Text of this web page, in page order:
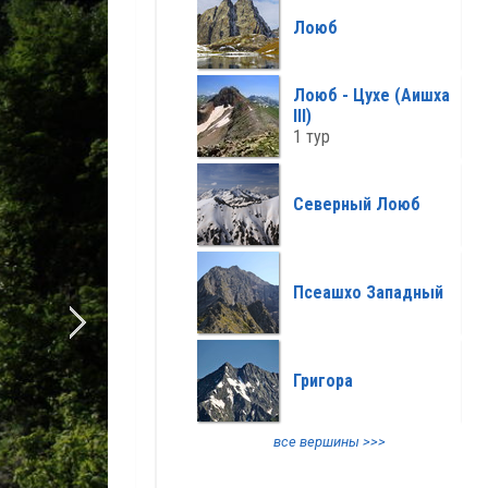
Лоюб
Лоюб - Цухе (Аишха
III)
1 тур
Северный Лоюб
Псеашхо Западный
Григора
все вершины >>>